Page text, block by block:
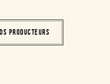
PRODUCTEURS